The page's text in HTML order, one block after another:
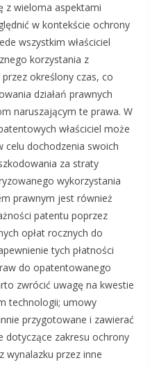
z wieloma aspektami
w kontekście ochrony
wszystkim właściciel
korzystania z
określony czas, co
działań prawnych
naruszającym te prawa. W
właściciel może
celu dochodzenia swoich
za straty
wykorzystania
prawnym jest również
patentu poprzez
opłat rocznych do
tych płatności
do opatentowanego
zwrócić uwagę na kwestie
technologii; umowy
przygotowane i zawierać
dotyczące zakresu ochrony
wynalazku przez inne